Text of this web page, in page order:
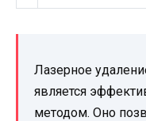
Лазерное
является
методом. Оно